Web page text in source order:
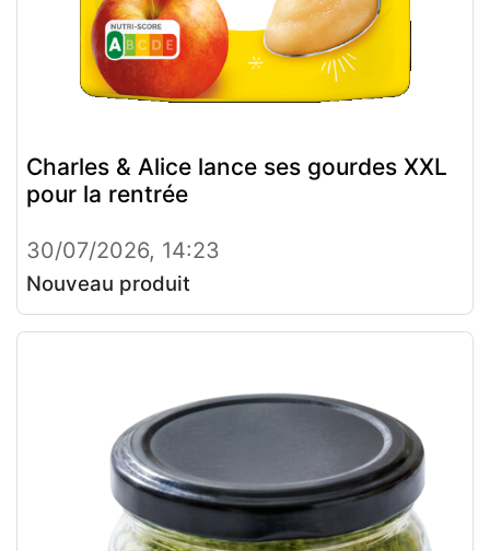
Charles & Alice lance ses gourdes XXL
pour la rentrée
30/07/2026, 14:23
Nouveau produit